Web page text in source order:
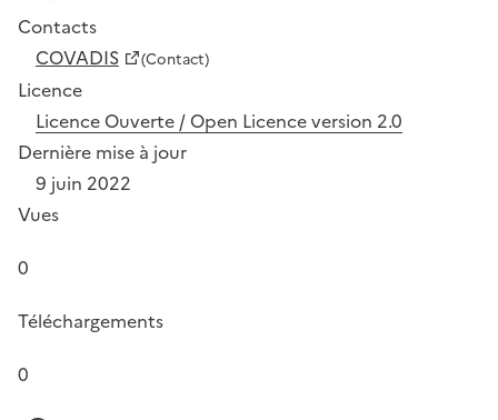
Contacts
COVADIS
(Contact)
Licence
Licence Ouverte / Open Licence version 2.0
Dernière mise à jour
9 juin 2022
Vues
0
Téléchargements
0